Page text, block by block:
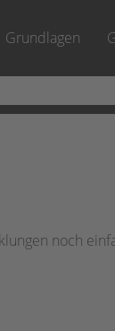
Grundlagen
noch